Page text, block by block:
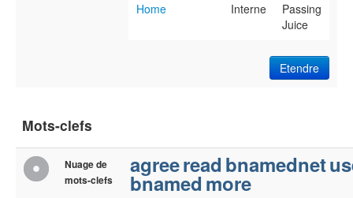
Home Interne
Passing
Juice
Etendre
Mots-clefs
Nuage de
mots-clefs
agreeread bnamednet
bnamed more